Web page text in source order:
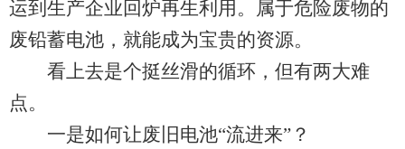
运到生产企业回炉再生利用。属于危险废物的
废铅蓄电池，就能成为宝贵的资源。
看上去是个挺丝滑的循环，但有两大难
点。
一是如何让废旧电池“流进来”？